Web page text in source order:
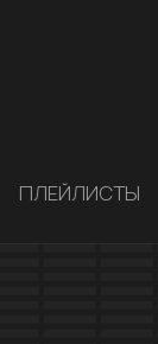
ПЛЕЙЛИСТЫ